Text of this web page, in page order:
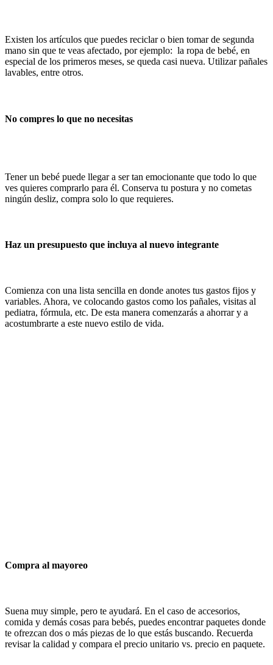
Existen los artículos que puedes reciclar o bien tomar de segunda
mano sin que te veas afectado, por ejemplo: la ropa de bebé, en
especial de los primeros meses, se queda casi nueva. Utilizar pañales
lavables, entre otros.
No compres lo que no necesitas
Tener un bebé puede llegar a ser tan emocionante que todo lo que
ves quieres comprarlo para él. Conserva tu postura y no cometas
ningún desliz, compra solo lo que requieres.
Haz un presupuesto que incluya al nuevo integrante
Comienza con una lista sencilla en donde anotes tus gastos fijos y
variables. Ahora, ve colocando gastos como los pañales, visitas al
pediatra, fórmula, etc. De esta manera comenzarás a ahorrar y a
acostumbrarte a este nuevo estilo de vida.
Compra al mayoreo
Suena muy simple, pero te ayudará. En el caso de accesorios,
comida y demás cosas para bebés, puedes encontrar paquetes donde
te ofrezcan dos o más piezas de lo que estás buscando. Recuerda
revisar la calidad y compara el precio unitario vs. precio en paquete.